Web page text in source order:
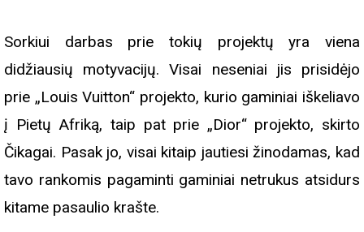
Sorkiui darbas prie tokių projektų yra viena
didžiausių motyvacijų. Visai neseniai jis prisidėjo
prie „Louis Vuitton“ projekto, kurio gaminiai iškeliavo
į Pietų Afriką, taip pat prie „Dior“ projekto, skirto
Čikagai. Pasak jo, visai kitaip jautiesi žinodamas, kad
tavo rankomis pagaminti gaminiai netrukus atsidurs
kitame pasaulio krašte.